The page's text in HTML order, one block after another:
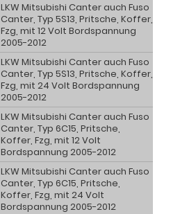
LKW Mitsubishi Canter auch Fuso
Canter, Typ 5S13, Pritsche, Koffer,
Fzg, mit 12 Volt Bordspannung
2005-2012
LKW Mitsubishi Canter auch Fuso
Canter, Typ 5S13, Pritsche, Koffer,
Fzg, mit 24 Volt Bordspannung
2005-2012
LKW Mitsubishi Canter auch Fuso
Canter, Typ 6C15, Pritsche,
Koffer, Fzg, mit 12 Volt
Bordspannung 2005-2012
LKW Mitsubishi Canter auch Fuso
Canter, Typ 6C15, Pritsche,
Koffer, Fzg, mit 24 Volt
Bordspannung 2005-2012